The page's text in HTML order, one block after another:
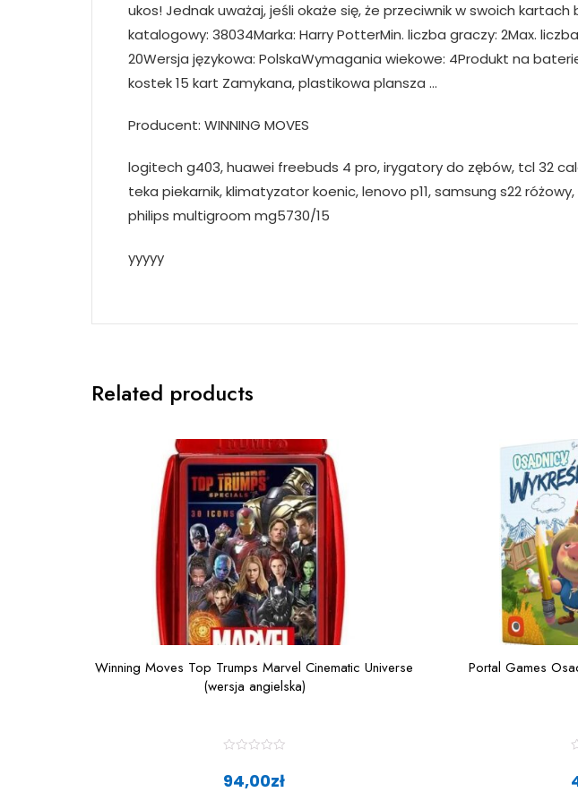
ukos! Jednak uważaj, jeśli okaże się, że przeciwnik w swoich
katalogowy: 38034Marka: Harry PotterMin. liczba graczy: 2Max.
20Wersja językowa: PolskaWymagania wiekowe: 4Produkt na
kostek 15 kart Zamykana, plastikowa plansza …
Producent: WINNING MOVES
logitech g403, huawei freebuds 4 pro, irygatory do zębów, tcl 32
teka piekarnik, klimatyzator koenic, lenovo p11, samsung s22
philips multigroom mg5730/15
yyyyy
Related products
Winning Moves Top Trumps Marvel Cinematic Universe
(wersja angielska)
t94,00zł
Portal Games
t